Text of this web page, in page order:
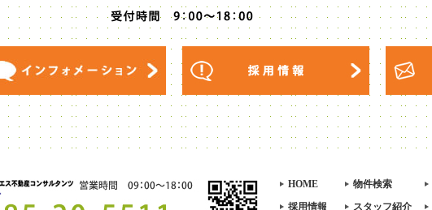
HOME 物件検索
採用情報
スタッフ紹介